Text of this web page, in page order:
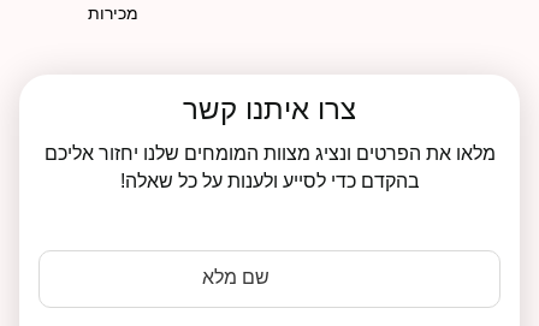
מכירות
צרו איתנו קשר
מלאו את הפרטים ונציג מצוות המומחים שלנו יחזור אליכם
בהקדם כדי לסייע ולענות על כל שאלה!
שם מלא